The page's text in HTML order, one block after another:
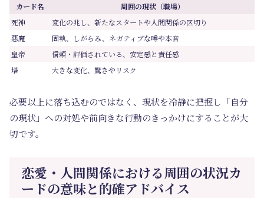
カード名
周囲の現状（職場）
死神
変化の兆し、新たなスタートや人間関係の区切り
悪魔
固執、しがらみ、ネガティブな噂や本音
皇帝
信頼・評価されている、安定感と責任感
塔
大きな変化、驚きやリスク
必要以上に落ち込むのではなく、現状を冷静に把握し「自分
の現状」への対処や前向きな行動のきっかけにすることが大
切です。
恋愛・人間関係における周囲の状況カ
ードの意味と的確アドバイス